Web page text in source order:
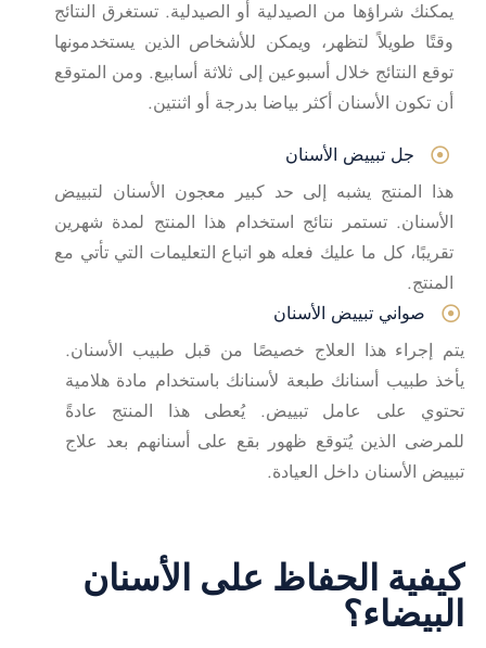
يمكنك شراؤها من الصيدلية أو الصيدلية. تستغرق النتائج
وقتًا طويلاً لتظهر، ويمكن للأشخاص الذين يستخدمونها
توقع النتائج خلال أسبوعين إلى ثلاثة أسابيع. ومن المتوقع
أن تكون الأسنان أكثر بياضا بدرجة أو اثنتين.
جل تبييض الأسنان
هذا المنتج يشبه إلى حد كبير معجون الأسنان لتبييض
الأسنان. تستمر نتائج استخدام هذا المنتج لمدة شهرين
تقريبًا، كل ما عليك فعله هو اتباع التعليمات التي تأتي مع
المنتج.
صواني تبييض الأسنان
يتم إجراء هذا العلاج خصيصًا من قبل طبيب الأسنان.
يأخذ طبيب أسنانك طبعة لأسنانك باستخدام مادة هلامية
تحتوي على عامل تبييض. يُعطى هذا المنتج عادةً
للمرضى الذين يُتوقع ظهور بقع على أسنانهم بعد علاج
تبييض الأسنان داخل العيادة.
كيفية الحفاظ على الأسنان
البيضاء؟